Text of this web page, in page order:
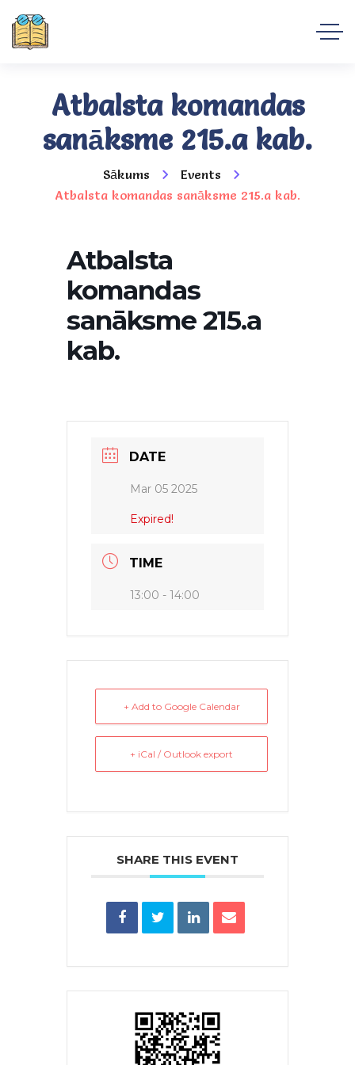
Atbalsta komandas
sanāksme 215.a kab.
Sākums
Events
Atbalsta komandas sanāksme 215.a kab.
Atbalsta
komandas
sanāksme 215.a
kab.
DATE
Mar 05 2025
Expired!
TIME
13:00 - 14:00
+ Add to Google Calendar
+ iCal / Outlook export
SHARE THIS EVENT